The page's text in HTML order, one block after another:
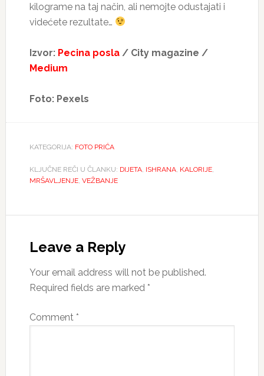
kilograme na taj način, ali nemojte odustajati i
videćete rezultate…
Izvor: Pecina posla/ City magazine /
Medium
Foto: Pexels
KATEGORIJA: FOTO PRIĆA
KLJUČNE REČI U ČLANKU: DIJETA, ISHRANA, KALORIJE,
MRŠAVLJENJE, VEŽBANJE
Interactions
Leave a Reply
Your email address will not be published.
Required fields are marked *
Comment *